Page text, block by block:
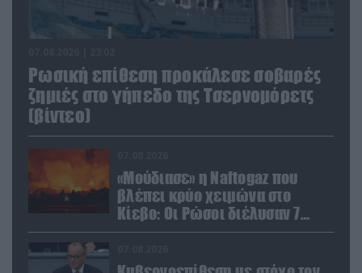
Ρωσική επίθεση προκάλεσε σοβαρές
ζημιές στο γήπεδο της Τσερνομόρετς
(βίντεο)
«Μούδιασε» η Naftogaz που
βλέπει κρύο χειμώνα στο
Κίεβο: Οι Ρώσοι διέλυσαν 7
εγκαταστάσεις του ουκρανικού